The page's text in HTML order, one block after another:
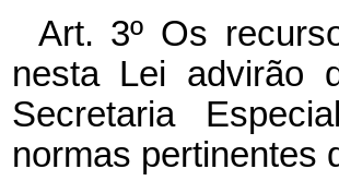
Art. 3º Os
nesta Lei advirão
Secretaria
normas pertinentes